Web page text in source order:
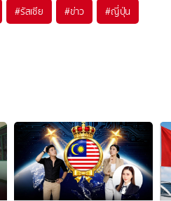
#รัสเซีย #ข่าว #ญี่ปุ่น